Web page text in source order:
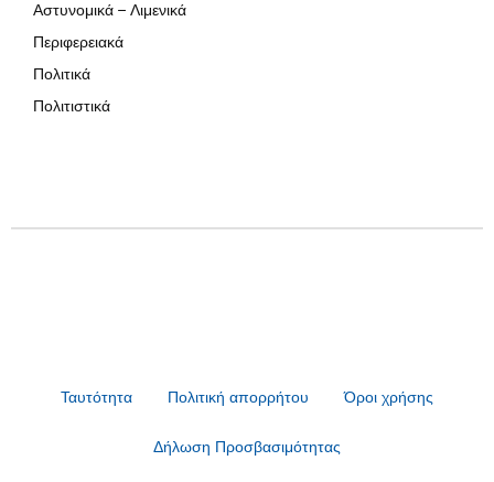
Αστυνομικά – Λιμενικά
Περιφερειακά
Πολιτικά
Πολιτιστικά
Ταυτότητα Πολιτική απορρήτου Όροι χρήσης
Δήλωση Προσβασιμότητας